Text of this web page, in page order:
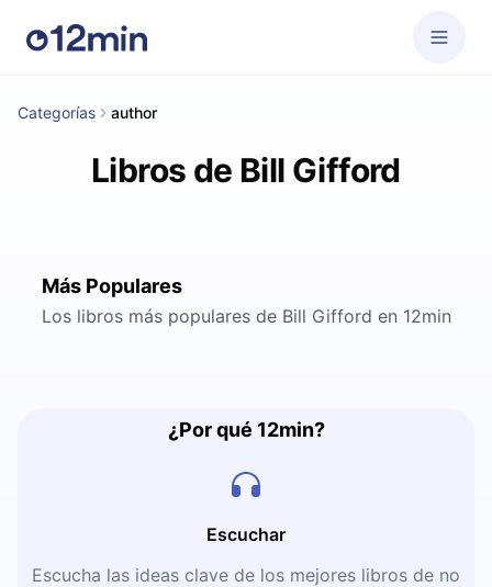
Categorías author
Libros de Bill Gifford
Más Populares
Los libros más populares de Bill Gifford en 12min
¿Por qué 12min?
Escuchar
Escucha las ideas clave de los mejores libros de no